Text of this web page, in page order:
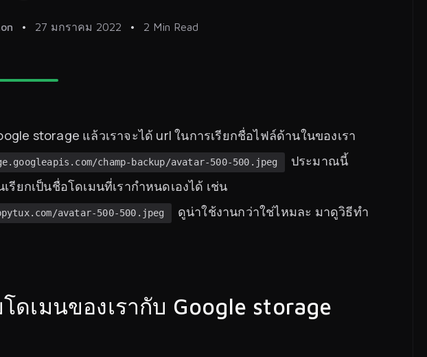
27 มกราคม 2022 2 Min Read
storage แล้วเราจะได้ url ในการเรียกชื่อไฟล์ด้านในของเรา
champ-backup/avatar-500-500.jpeg
ประมาณนี้
รียกเป็นชื่อโดเมนที่เรากำหนดเองได้ เช่น
avatar-500-500.jpeg
ดูน่าใช้งานกว่าใช่ไหมละ มาดูวิธีทำ
ดเมนของเรากับ Google storage